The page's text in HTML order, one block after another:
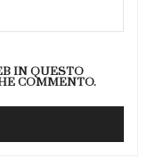
IN QUESTO
COMMENTO.